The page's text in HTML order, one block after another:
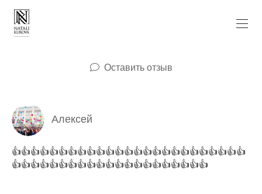
Оставить отзыв
Алексей
👍👍👍👍👍👍👍👍👍👍👍👍👍👍👍👍👍👍👍👍👍👍👍👍👍
👍👍👍👍👍👍👍👍👍👍👍👍👍👍👍👍👍👍👍👍👍